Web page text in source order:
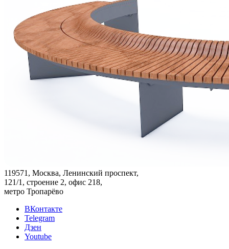
119571, Москва, Ленинский проспект,
121/1, строение 2, офис 218,
метро Тропарёво
ВКонтакте
Telegram
Дзен
Youtube